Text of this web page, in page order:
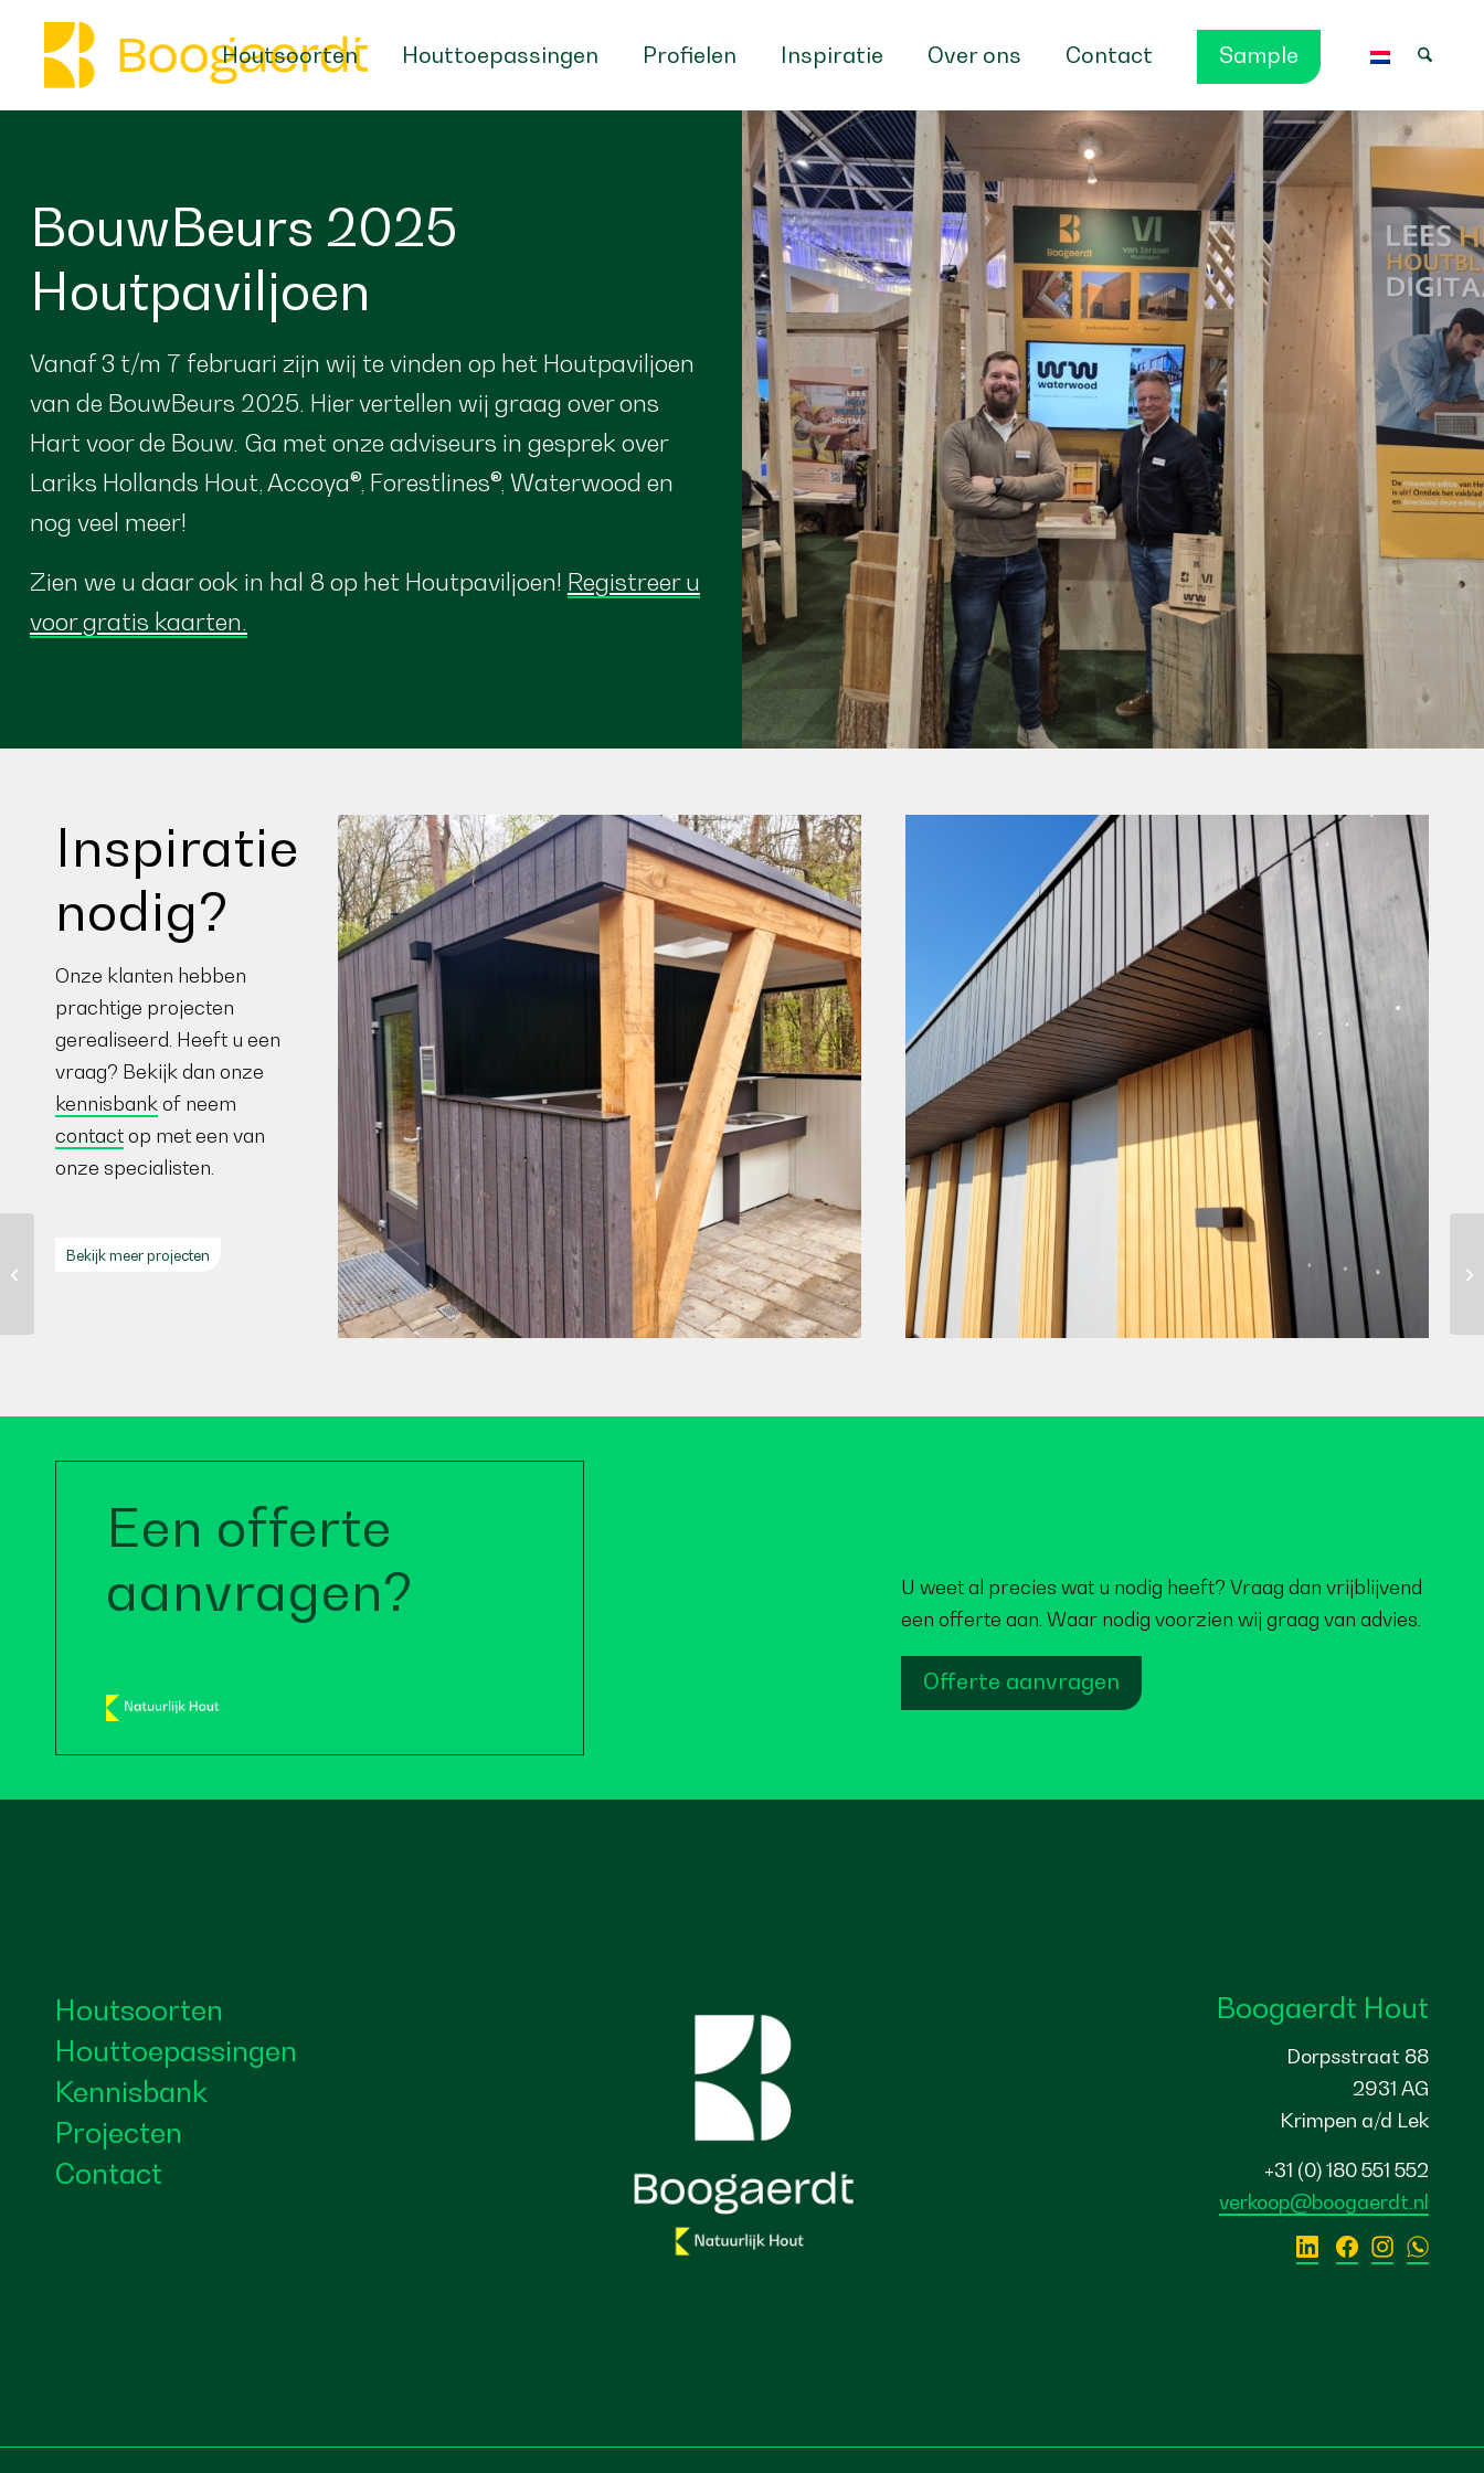
Houtsoorten Houttoepassingen Profielen Inspiratie Over ons Contact Sample
BouwBeurs 2025
Houtpaviljoen
Vanaf 3 t/m 7 februari zijn wij te vinden op het Houtpaviljoen
van de BouwBeurs 2025. Hier vertellen wij graag over ons
Hart voor de Bouw. Ga met onze adviseurs in gesprek over
Lariks Hollands Hout, Accoya®, Forestlines®, Waterwood en
nog veel meer!
Zien we u daar ook in hal 8 op het Houtpaviljoen! Registreer u
voor gratis kaarten.
Inspiratie
nodig?
Onze klanten hebben
prachtige projecten
gerealiseerd. Heeft u een
vraag? Bekijk dan onze
kennisbankof neem
contactop met een van
onze specialisten.
Bekijk meer projecten
Een offerte
aanvragen?
U weet al precies wat u nodig heeft? Vraag dan vrijblijvend
een offerte aan. Waar nodig voorzien wij graag van advies.
Offerte aanvragen
Houtsoorten
Houttoepassingen
Kennisbank
Projecten
Contact
Boogaerdt Hout
Dorpsstraat 88
2931 AG
Krimpen a/d Lek
+31 (0) 180 551 552
verkoop@boogaerdt.nl
Oregon Pine: Kwaliteit